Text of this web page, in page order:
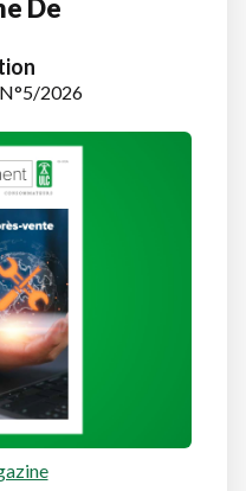
De
2026